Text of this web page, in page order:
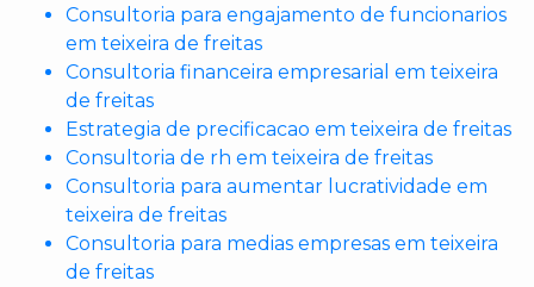
Consultoria para engajamento de funcionarios
em teixeira de freitas
Consultoria financeira empresarial em teixeira
de freitas
Estrategia de precificacao em teixeira de freitas
Consultoria de rh em teixeira de freitas
Consultoria para aumentar lucratividade em
teixeira de freitas
Consultoria para medias empresas em teixeira
de freitas